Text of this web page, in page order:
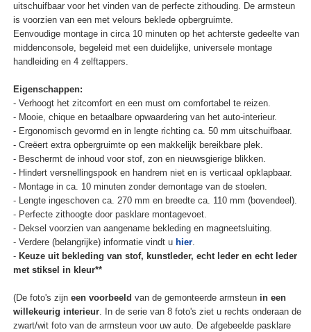
uitschuifbaar voor het vinden van de perfecte zithouding. De armsteun
is voorzien van een met velours beklede opbergruimte.
Eenvoudige montage in circa 10 minuten op het achterste gedeelte van
middenconsole, begeleid met een duidelijke, universele montage
handleiding en 4 zelftappers.
Eigenschappen:
- Verhoogt het zitcomfort en een must om comfortabel te reizen.
- Mooie, chique en betaalbare opwaardering van het auto-interieur.
- Ergonomisch gevormd en in lengte richting ca. 50 mm uitschuifbaar.
- Creëert extra opbergruimte op een makkelijk bereikbare plek.
- Beschermt de inhoud voor stof, zon en nieuwsgierige blikken.
- Hindert versnellingspook en handrem niet en is verticaal opklapbaar.
- Montage in ca. 10 minuten zonder demontage van de stoelen.
- Lengte ingeschoven ca. 270 mm en breedte ca. 110 mm (bovendeel).
- Perfecte zithoogte door pasklare montagevoet.
- Deksel voorzien van aangename bekleding en magneetsluiting.
- Verdere (belangrijke) informatie vindt u hier.
- Keuze uit bekleding van stof, kunstleder, echt leder en echt leder
met stiksel in kleur**
(De foto's zijn een voorbeeld van de gemonteerde armsteun in een
willekeurig interieur. In de serie van 8 foto's ziet u rechts onderaan de
zwart/wit foto van de armsteun voor uw auto. De afgebeelde pasklare